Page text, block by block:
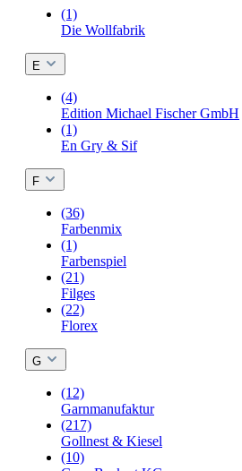
(1)
Die Wollfabrik
E
(4)
Edition Michael Fischer GmbH
(1)
En Gry & Sif
F
(36)
Farbenmix
(1)
Farbenspiel
(21)
Filges
(22)
Florex
G
(12)
Garnmanufaktur
(217)
Gollnest & Kiesel
(10)